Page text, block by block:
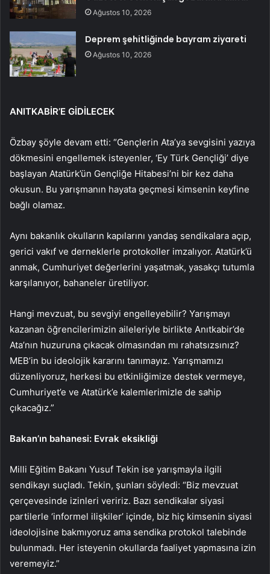
Ağustos 10, 2026
Deprem şehitliğinde bayram ziyareti
Ağustos 10, 2026
ANITKABİR’E GİDİLECEK
Özbay şöyle devam etti: “Gençlerin Ata’ya sevgisini yazıya
dökmesini engellemek isteyenler, ‘Ey Türk Gençliği’ diye
başlayan Atatürk’ün Gençliğe Hitabesi’ni bir kez daha
okusun. Bu yarışmanın hayata geçmesi kimsenin keyfine
bağlı olamaz.
Aynı bakanlık okulların kapılarını yandaş sendikalara açıp,
gerici vakıf ve derneklerle protokoller imzalıyor. Atatürk’ü
anmak, Cumhuriyet değerlerini yaşatmak, yasakçı tutumla
karşılanıyor, bahaneler üretiliyor.
Hangi mevzuat, bu sevgiyi engelleyebilir? Yarışmayı
kazanan öğrencilerimizin aileleriyle birlikte Anıtkabir’de
Ata’nın huzuruna çıkacak olmasından mı rahatsızsınız?
MEB’in bu ideolojik kararını tanımayız. Yarışmamızı
düzenliyoruz, herkesi bu etkinliğimize destek vermeye,
Cumhuriyet’e ve Atatürk’e kalemlerimizle de sahip
çıkacağız.”
Bakan’ın bahanesi: Evrak eksikliği
Milli Eğitim Bakanı Yusuf Tekin ise yarışmayla ilgili
sendikayı suçladı. Tekin, şunları söyledi: “Biz mevzuat
çerçevesinde izinleri veririz. Bazı sendikalar siyasi
partilerle ‘informel ilişkiler’ içinde, biz hiç kimsenin siyasi
ideolojisine bakmıyoruz ama sendika protokol talebinde
bulunmadı. Her isteyenin okullarda faaliyet yapmasına izin
veremeyiz.”